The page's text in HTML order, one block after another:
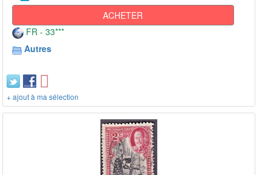
ACHETER
FR - 33***
Autres
+ ajout à ma sélection